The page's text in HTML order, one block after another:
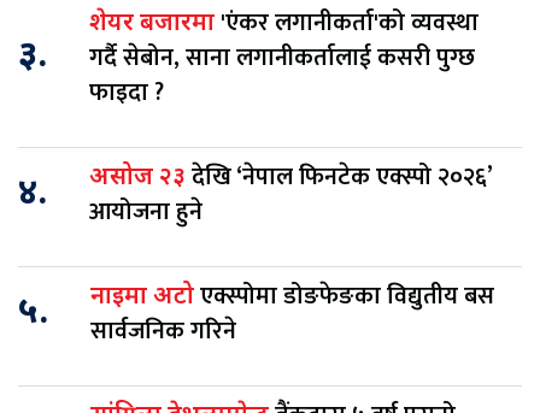
३.
शेयर बजारमा 'एंकर लगानीकर्ता'को व्यवस्था
गर्दै सेबोन, साना लगानीकर्तालाई कसरी पुग्छ
फाइदा ?
४. असोज २३ देखि ‘नेपाल फिनटेक एक्स्पो २०२६’
आयोजना हुने
५. नाइमा अटोएक्स्पोमा डोङफेङका विद्युतीय बस
सार्वजनिक गरिने